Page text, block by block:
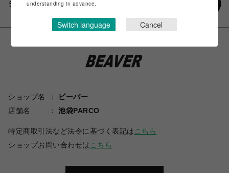
シェアする
ショップ名
ビーバー
店舗名
池袋PARCO
特定商取引法など法令に基づく表記は こちら
ショップお問い合わせは こちら
understanding in advance.
Switch language Cancel